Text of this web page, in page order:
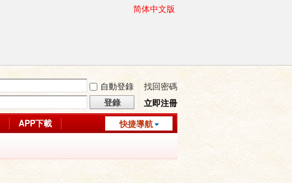
简体中文版
自動登錄
找回密碼
登錄
立即注冊
快捷導航
APP下載